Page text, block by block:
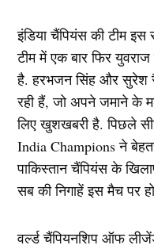
इंडिया चैंपियंस की टीम
टीम में एक बार फिर
है. हरभजन सिंह और सुरेश
रही हैं, जो अपने जमाने के
लिए खुशखबरी है. पिछले
India Champions ने
पाकिस्तान चैंपियंस के
सब की निगाहें इस मैच पर
वर्ल्ड चैंपियनशिप ऑफ